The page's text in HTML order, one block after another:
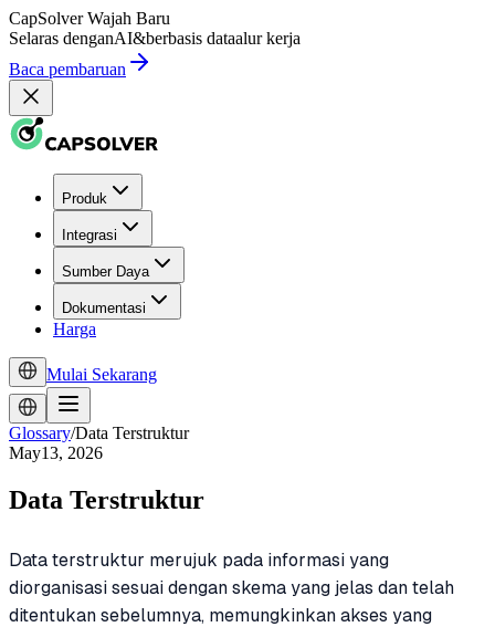
CapSolver Wajah Baru
Selaras denganAI&berbasis dataalur kerja
Baca pembaruan
Produk
Integrasi
Sumber Daya
Dokumentasi
Harga
Mulai Sekarang
Glossary/Data Terstruktur
May13, 2026
Data Terstruktur
Data terstruktur merujuk pada informasi yang
diorganisasi sesuai dengan skema yang jelas dan telah
ditentukan sebelumnya, memungkinkan akses yang